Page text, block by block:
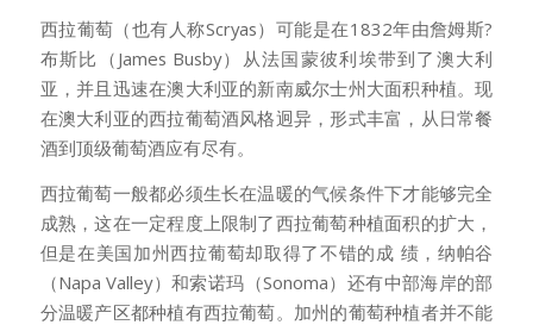
西拉葡萄（也有人称Scryas）可能是在1832年由詹姆斯?
布斯比（James Busby）从法国蒙彼利埃带到了澳大利
亚，并且迅速在澳大利亚的新南威尔士州大面积种植。现
在澳大利亚的西拉葡萄酒风格迥异，形式丰富，从日常餐
酒到顶级葡萄酒应有尽有。
西拉葡萄一般都必须生长在温暖的气候条件下才能够完全
成熟，这在一定程度上限制了西拉葡萄种植面积的扩大，
但是在美国加州西拉葡萄却取得了不错的成 绩，纳帕谷
（Napa Valley）和索诺玛（Sonoma）还有中部海岸的部
分温暖产区都种植有西拉葡萄。加州的葡萄种植者并不能